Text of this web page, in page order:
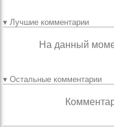
▾ Лучшие комментарии
На данный
▾ Остальные комментарии